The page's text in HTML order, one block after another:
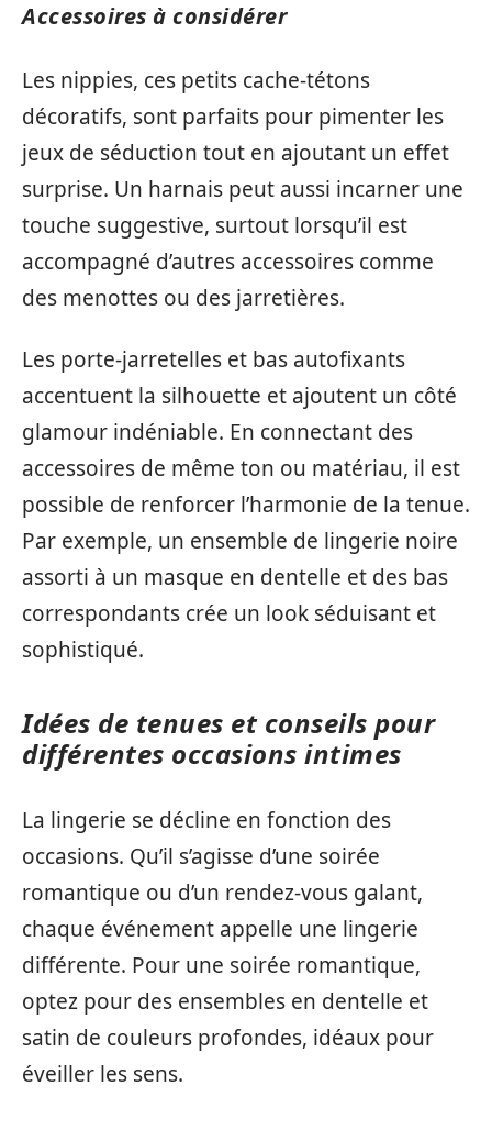
Accessoires à considérer
Les nippies, ces petits cache-tétons
décoratifs, sont parfaits pour pimenter les
jeux de séduction tout en ajoutant un effet
surprise. Un harnais peut aussi incarner une
touche suggestive, surtout lorsqu’il est
accompagné d’autres accessoires comme
des menottes ou des jarretières.
Les porte-jarretelles et bas autofixants
accentuent la silhouette et ajoutent un côté
glamour indéniable. En connectant des
accessoires de même ton ou matériau, il est
possible de renforcer l’harmonie de la tenue.
Par exemple, un ensemble de lingerie noire
assorti à un masque en dentelle et des bas
correspondants crée un look séduisant et
sophistiqué.
Idées de tenues et conseils pour
différentes occasions intimes
La lingerie se décline en fonction des
occasions. Qu’il s’agisse d’une soirée
romantique ou d’un rendez-vous galant,
chaque événement appelle une lingerie
différente. Pour une soirée romantique,
optez pour des ensembles en dentelle et
satin de couleurs profondes, idéaux pour
éveiller les sens.